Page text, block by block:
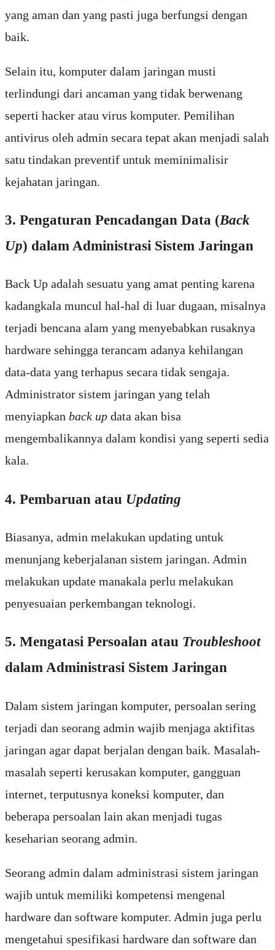
yang aman dan yang pasti juga berfungsi dengan
baik.
Selain itu, komputer dalam jaringan musti
terlindungi dari ancaman yang tidak berwenang
seperti hacker atau virus komputer. Pemilihan
antivirus oleh admin secara tepat akan menjadi salah
satu tindakan preventif untuk meminimalisir
kejahatan jaringan.
3. Pengaturan Pencadangan Data (Back
Up) dalam Administrasi Sistem Jaringan
Back Up adalah sesuatu yang amat penting karena
kadangkala muncul hal-hal di luar dugaan, misalnya
terjadi bencana alam yang menyebabkan rusaknya
hardware sehingga terancam adanya kehilangan
data-data yang terhapus secara tidak sengaja.
Administrator sistem jaringan yang telah
menyiapkan back up data akan bisa
mengembalikannya dalam kondisi yang seperti sedia
kala.
4. Pembaruan atau Updating
Biasanya, admin melakukan updating untuk
menunjang keberjalanan sistem jaringan. Admin
melakukan update manakala perlu melakukan
penyesuaian perkembangan teknologi.
5. Mengatasi Persoalan atau Troubleshoot
dalam Administrasi Sistem Jaringan
Dalam sistem jaringan komputer, persoalan sering
terjadi dan seorang admin wajib menjaga aktifitas
jaringan agar dapat berjalan dengan baik. Masalah-
masalah seperti kerusakan komputer, gangguan
internet, terputusnya koneksi komputer, dan
beberapa persoalan lain akan menjadi tugas
keseharian seorang admin.
Seorang admin dalam administrasi sistem jaringan
wajib untuk memiliki kompetensi mengenal
hardware dan software komputer. Admin juga perlu
mengetahui spesifikasi hardware dan software dan